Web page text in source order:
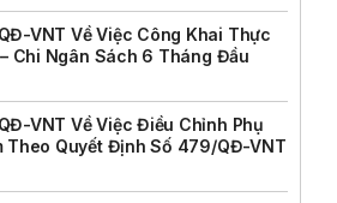
VNT Về Việc Công Khai Thực
Chi Ngân Sách 6 Tháng Đầu
VNT Về Việc Điều Chỉnh Phụ
Theo Quyết Định Số 479/QĐ-VNT